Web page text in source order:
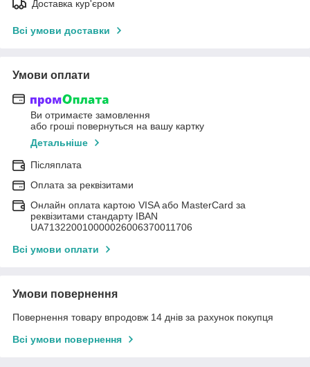
Доставка кур'єром
Всі умови доставки
Умови оплати
Ви отримаєте замовлення
або гроші повернуться на вашу картку
Детальніше
Післяплата
Оплата за реквізитами
Онлайн оплата картою VISA або MasterCard за
реквізитами стандарту IBAN
UA713220010000026006370011706
Всі умови оплати
Умови повернення
Повернення товару впродовж 14 днів за рахунок покупця
Всі умови повернення